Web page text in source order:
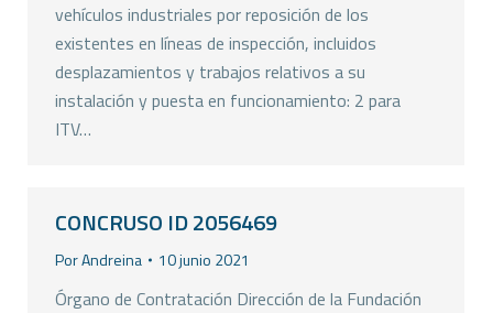
vehículos industriales por reposición de los
existentes en líneas de inspección, incluidos
desplazamientos y trabajos relativos a su
instalación y puesta en funcionamiento: 2 para
ITV…
CONCRUSO ID 2056469
PorAndreina 10 junio 2021
Órgano de Contratación Dirección de la Fundación